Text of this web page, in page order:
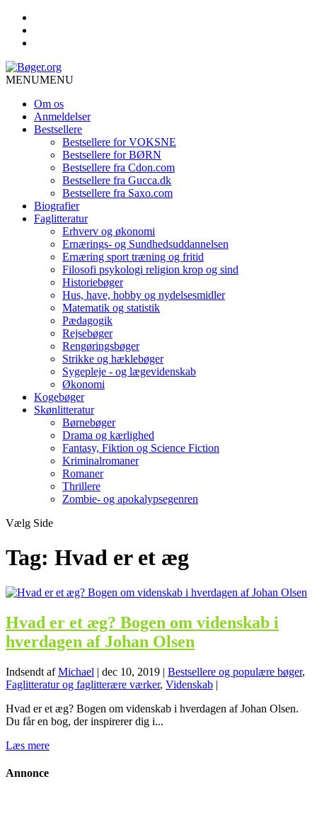
MENUMENU
Om os
Anmeldelser
Bestsellere
Bestsellere for VOKSNE
Bestsellere for BØRN
Bestsellere fra Cdon.com
Bestsellere fra Gucca.dk
Bestsellere fra Saxo.com
Biografier
Faglitteratur
Erhverv og økonomi
Ernærings- og Sundhedsuddannelsen
Ernæring sport træning og fritid
Filosofi psykologi religion krop og sind
Historiebøger
Hus, have, hobby og nydelsesmidler
Matematik og statistik
Pædagogik
Rejsebøger
Rengøringsbøger
Strikke og hæklebøger
Sygepleje - og lægevidenskab
Økonomi
Kogebøger
Skønlitteratur
Børnebøger
Drama og kærlighed
Fantasy, Fiktion og Science Fiction
Kriminalromaner
Romaner
Thrillere
Zombie- og apokalypsegenren
Vælg Side
Tag: Hvad er et æg
Hvad er et æg? Bogen om videnskab i
hverdagen af Johan Olsen
Indsendt afMichael | dec 10, 2019 | Bestsellere og populære bøger,
Faglitteratur og faglitterære værker, Videnskab |
Hvad er et æg? Bogen om videnskab i hverdagen af Johan Olsen.
Du får en bog, der inspirerer dig i...
Læs mere
Annonce